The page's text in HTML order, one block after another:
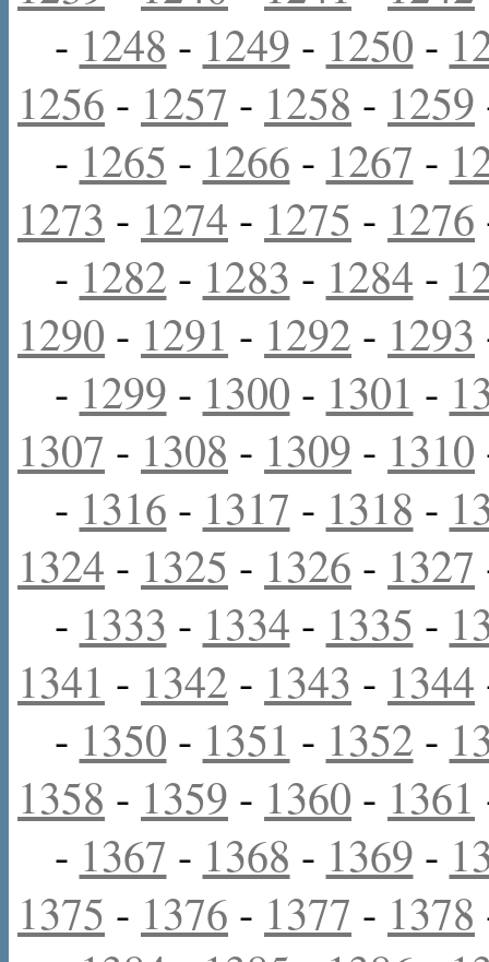
- 1248 - 1249 - 1250 -
1256 - 1257 - 1258 - 1259
- 1265 - 1266 - 1267 -
1273 - 1274 - 1275 - 1276
- 1282 - 1283 - 1284 -
1290 - 1291 - 1292 - 1293
- 1299 - 1300 - 1301 -
1307 - 1308 - 1309 - 1310
- 1316 - 1317 - 1318 -
1324 - 1325 - 1326 - 1327
- 1333 - 1334 - 1335 -
1341 - 1342 - 1343 - 1344
- 1350 - 1351 - 1352 -
1358 - 1359 - 1360 - 1361
- 1367 - 1368 - 1369 -
1375 - 1376 - 1377 - 1378